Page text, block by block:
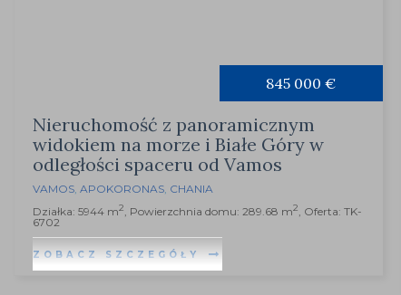
845 000 €
Nieruchomość z panoramicznym
widokiem na morze i Białe Góry w
odległości spaceru od Vamos
VAMOS, APOKORONAS, CHANIA
Działka: 5944 m2, Powierzchnia domu: 289.68 m2, Oferta: TK-
6702
ZOBACZ SZCZEGÓŁY